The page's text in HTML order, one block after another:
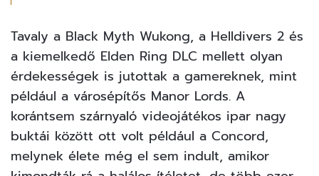
Tavaly a Black Myth Wukong, a Helldivers 2 és
a kiemelkedő Elden Ring DLC mellett olyan
érdekességek is jutottak a gamereknek, mint
például a városépítős Manor Lords. A
korántsem szárnyaló videojátékos ipar nagy
buktái között ott volt például a Concord,
melynek élete még el sem indult, amikor